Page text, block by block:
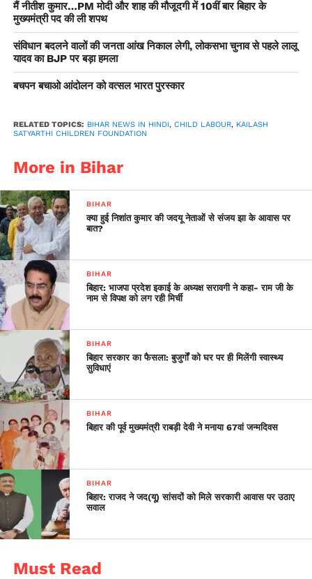
महत्वपूर्ण है कि नोबेल शांति पुरस्कार से सम्मानित श्री कैलाश सत्यार्थी जी
के नेतृत्व में कैलाश सत्यार्थी चिल्ड्रन्स फाउंडेशन के कार्यकर्ता इसे समाप्त
करने की मुहिम में लगे हुए हैं।
गौरतलब है कि कैलाश सत्यार्थी चिल्ड्रेंस फाउंडेशन का सर्वाइवर लेड
इंटेलिजेंस नेटवर्क गांव-गांव जाकर लोगों को बाल दुर्व्यापार, बाल मजदूरी,
मैं नीतीश कुमार…PM मोदी और शाह की मौजूदगी में 10वीं बार बिहार के
मुख्यमंत्री पद की ली शपथ
संविधान बदलने वालों की जनता आंख निकाल लेगी, लोकसभा चुनाव से पहले लालू
यादव का BJP पर बड़ा हमला
बचपन बचाओ आंदोलन को वत्सल भारत पुरस्कार
RELATED TOPICS: BIHAR NEWS IN HINDI, CHILD LABOUR, KAILASH
SATYARTHI CHILDREN FOUNDATION
More in Bihar
BIHAR
क्या हुई निशांत कुमार की जदयू नेताओं से संजय झा के आवास पर
बात?
BIHAR
बिहार: भाजपा प्रदेश इकाई के अध्यक्ष सरावगी ने कहा- राम जी के
नाम से विपक्ष को लग रही मिर्ची
BIHAR
बिहार सरकार का फैसला: बुजुर्गों को घर पर ही मिलेंगी स्वास्थ्य
सुविधाएं
BIHAR
बिहार की पूर्व मुख्यमंत्री राबड़ी देवी ने मनाया 67वां जन्मदिवस
BIHAR
बिहार: राजद ने जद(यू) सांसदों को मिले सरकारी आवास पर उठाए
सवाल
Must Read